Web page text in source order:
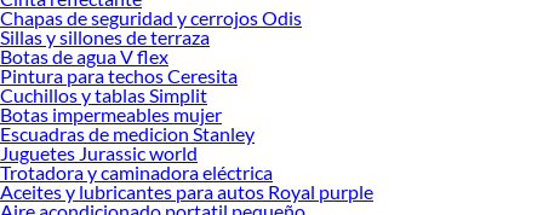
todo lo necesario para tus proyectos de renovación y decoración. ¡Visítanos y
haz tus ideas realidad!
Chapas de seguridad y cerrojos Odis
Sillas y sillones de terraza
Botas de agua V flex
Pintura para techos Ceresita
Cuchillos y tablas Simplit
Botas impermeables mujer
Escuadras de medicion Stanley
Juguetes Jurassic world
Trotadora y caminadora eléctrica
Aceites y lubricantes para autos Royal purple